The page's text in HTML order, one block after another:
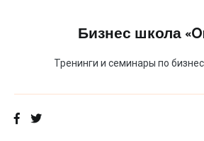
Бизнес школа
Тренинги и семинары по